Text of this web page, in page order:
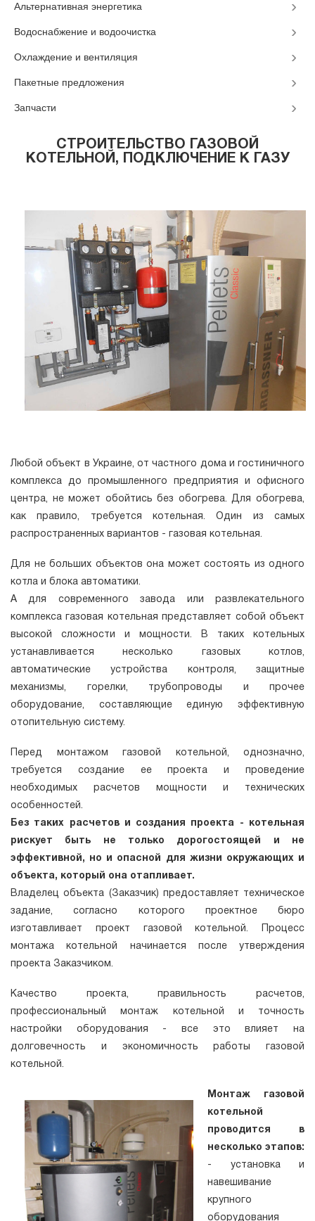
СТРОИТЕЛЬСТВО ГАЗОВОЙ
КОТЕЛЬНОЙ, ПОДКЛЮЧЕНИЕ К ГАЗУ
Любой объект в Украине, от частного дома и гостиничного
комплекса до промышленного предприятия и офисного
центра, не может обойтись без обогрева. Для обогрева,
как правило, требуется котельная. Один из самых
распространенных вариантов - газовая котельная.
Для не больших объектов она может состоять из одного
котла и блока автоматики.
А для современного завода или развлекательного
комплекса газовая котельная представляет собой объект
высокой сложности и мощности. В таких котельных
устанавливается несколько газовых котлов,
автоматические устройства контроля, защитные
механизмы, горелки, трубопроводы и прочее
оборудование, составляющие единую эффективную
отопительную систему.
Перед монтажом газовой котельной, однозначно,
требуется создание ее проекта и проведение
необходимых расчетов мощности и технических
особенностей.
Без таких расчетов и создания проекта - котельная
рискует быть не только дорогостоящей и не
эффективной, но и опасной для жизни окружающих и
объекта, который она отапливает.
Владелец объекта (Заказчик) предоставляет техническое
задание, согласно которого проектное бюро
изготавливает проект газовой котельной. Процесс
монтажа котельной начинается после утверждения
проекта Заказчиком.
Качество проекта, правильность расчетов,
профессиональный монтаж котельной и точность
настройки оборудования - все это влияет на
долговечность и экономичность работы газовой
котельной.
Монтаж газовой
котельной
проводится в
несколько этапов:
- установка и
навешивание
крупного
оборудования
Альтернативная энергетика
Водоснабжение и водоочистка
Охлаждение и вентиляция
Пакетные предложения
Запчасти